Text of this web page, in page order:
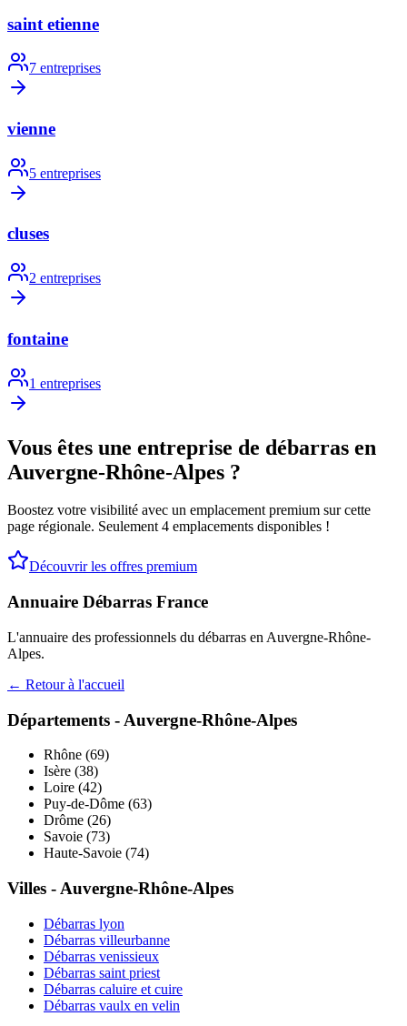
saint etienne
7 entreprises
vienne
5 entreprises
cluses
2 entreprises
fontaine
1 entreprises
Vous êtes une entreprise de débarras en
Auvergne-Rhône-Alpes ?
Boostez votre visibilité avec un emplacement premium sur cette
page régionale. Seulement 4 emplacements disponibles !
Découvrir les offres premium
Annuaire Débarras France
L'annuaire des professionnels du débarras en Auvergne-Rhône-
Alpes.
← Retour à l'accueil
Départements - Auvergne-Rhône-Alpes
Rhône (69)
Isère (38)
Loire (42)
Puy-de-Dôme (63)
Drôme (26)
Savoie (73)
Haute-Savoie (74)
Villes - Auvergne-Rhône-Alpes
Débarras lyon
Débarras villeurbanne
Débarras venissieux
Débarras saint priest
Débarras caluire et cuire
Débarras vaulx en velin